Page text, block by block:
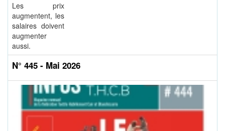
Les prix
augmentent, les
salaires doivent
augmenter
aussi.
N° 445 - Mai 2026